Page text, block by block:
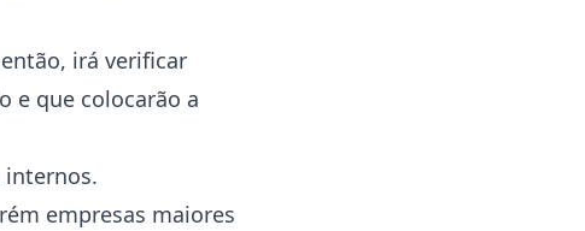
irá verificar
e que colocarão a
empresas maiores